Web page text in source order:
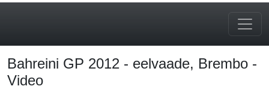
Bahreini GP 2012 - eelvaade, Brembo -
Video